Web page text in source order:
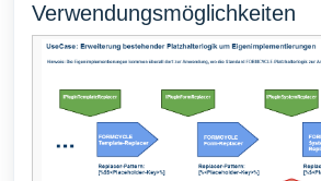
Verwendungsmöglichkeiten